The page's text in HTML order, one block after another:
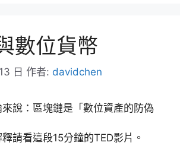
數位貨幣
日 作者: davidchen
說：區塊鏈是「數位資產的防偽
請看這段15分鐘的TED影片。